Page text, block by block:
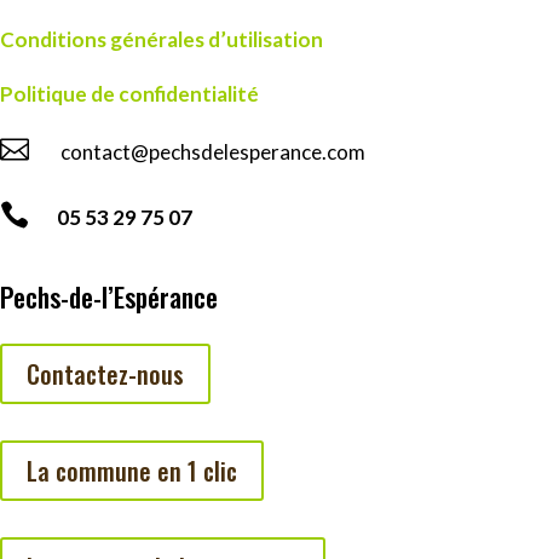
Conditions générales d’utilisation
Politique de confidentialité
 contact@pechsdelesperance.com
 05 53 29 75 07
Pechs-de-l’Espérance
Contactez-nous
La commune en 1 clic